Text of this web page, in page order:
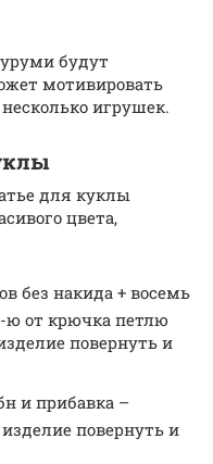
будут
мотивировать
игрушек.
для куклы
цвета,
без накида + восемь
ю от крючка петлю
повернуть и
и прибавка –
изделие повернуть и